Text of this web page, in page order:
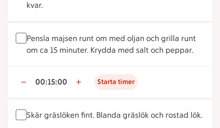
kvar.
Pensla majsen runt om med oljan och grilla runt
om ca 15 minuter. Krydda med salt och peppar.
00:15:00 Starta timer
Skär gräslöken fint. Blanda gräslök och rostad lök.